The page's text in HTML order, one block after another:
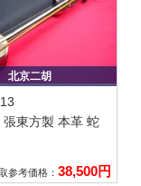
北京二胡
張東方製 本革 蛇
参考価格：38,500円